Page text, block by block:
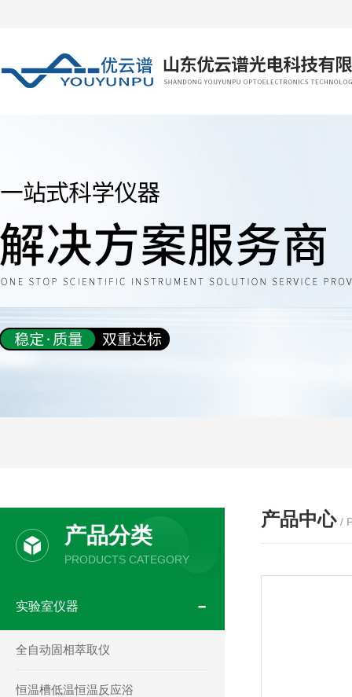
产品中心 /
产品分类
PRODUCTS CATEGORY
实验室仪器
全自动固相萃取仪
恒温槽低温恒温反应浴